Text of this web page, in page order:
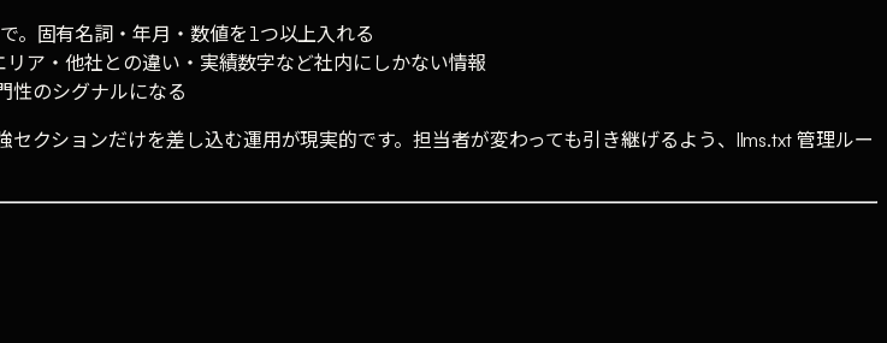
固有名詞・年月・数値を1つ以上入れる
ア・他社との違い・実績数字など社内にしかない情報
性のシグナルになる
クションだけを差し込む運用が現実的です。担当者が変わっても引き継げるよう、llms.txt 管理ルー